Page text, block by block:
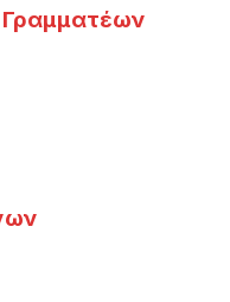
Γραμματέων